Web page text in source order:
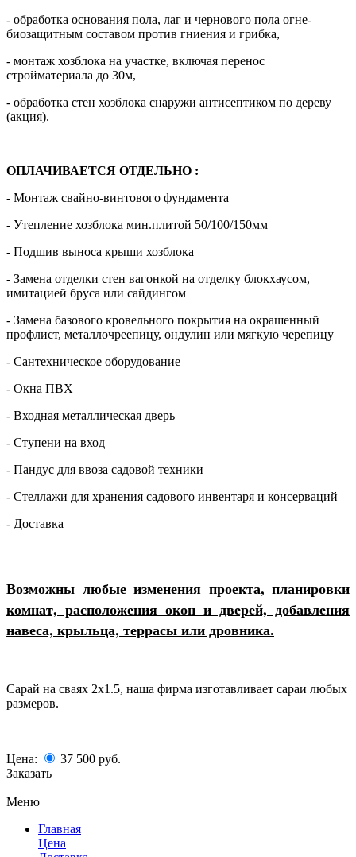
- обработка основания пола, лаг и чернового пола огне-
биозащитным составом против гниения и грибка,
- монтаж хозблока на участке, включая перенос
стройматериала до 30м,
- обработка стен хозблока снаружи антисептиком по дереву
(акция).
ОПЛАЧИВАЕТСЯ ОТДЕЛЬНО :
- Монтаж свайно-винтового фундамента
- Утепление хозблока мин.плитой 50/100/150мм
- Подшив выноса крыши хозблока
- Замена отделки стен вагонкой на отделку блокхаусом,
имитацией бруса или сайдингом
- Замена базового кровельного покрытия на окрашенный
профлист, металлочреепицу, ондулин или мягкую черепицу
- Сантехническое оборудование
- Окна ПВХ
- Входная металлическая дверь
- Ступени на вход
- Пандус для ввоза садовой техники
- Стеллажи для хранения садового инвентаря и консерваций
- Доставка
Возможны любые изменения проекта, планировки
комнат, расположения окон и дверей, добавления
навеса, крыльца, террасы или дровника.
Сарай на сваях 2х1.5, наша фирма изготавливает сараи любых
размеров.
Цена: 37 500 руб.
Заказать
Меню
Главная
Цена